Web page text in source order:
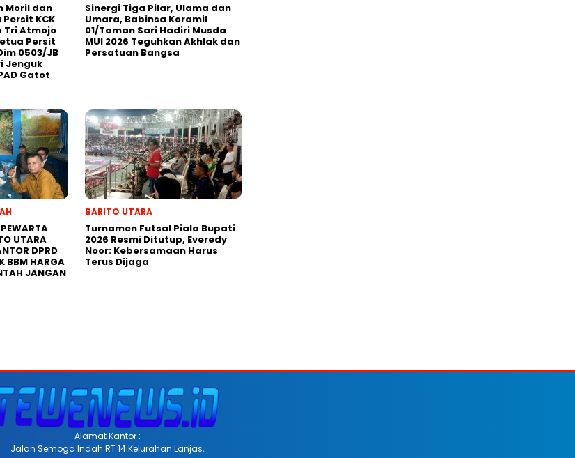
Moril dan
KCK
Tri Atmojo
Persit
0503/JB
Jenguk
Gatot
Sinergi Tiga Pilar, Ulama dan
Umara, Babinsa Koramil
01/Taman Sari Hadiri Musda
MUI 2026 Teguhkan Akhlak dan
Persatuan Bangsa
UTARA
DPRD
BBM HARGA
JANGAN
BARITO UTARA
Turnamen Futsal Piala Bupati
2026 Resmi Ditutup, Everedy
Noor: Kebersamaan Harus
Terus Dijaga
Alamat Kantor :
Jalan Semoga Indah RT 14 Kelurahan Lanjas,